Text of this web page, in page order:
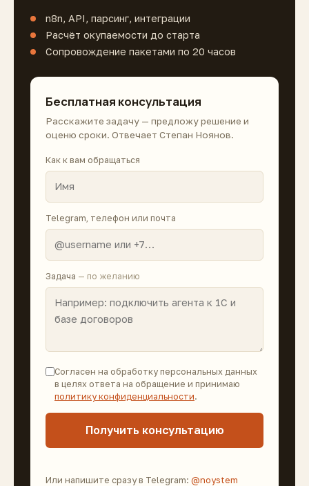
n8n, API, парсинг, интеграции
Расчёт окупаемости до старта
Сопровождение пакетами по 20 часов
Бесплатная консультация
Расскажите задачу — предложу решение и
оценю сроки. Отвечает Степан Ноянов.
Как к вам обращаться
Telegram, телефон или почта
Задача — по желанию
Согласен на обработку персональных данных
в целях ответа на обращение и принимаю
политику конфиденциальности.
Получить консультацию
Или напишите сразу в Telegram: @noystem